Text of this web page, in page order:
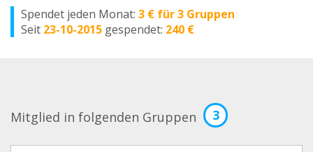
Spendet jeden Monat: 3 € für 3 Gruppen
Seit 23-10-2015 gespendet: 240 €
Mitglied in folgenden Gruppen 3